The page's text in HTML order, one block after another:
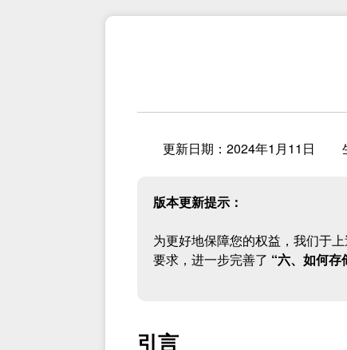
更新日期：2024年1月11日
版本更新提示：
为更好地保障您的权益，我们于
要求，进一步完善了 “六、如何存
引言